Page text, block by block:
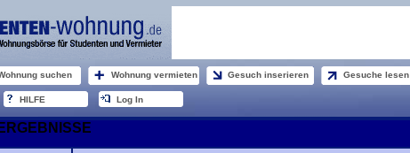
suchen Wohnung vermieten Gesuch inserieren Gesuche lesen
HILFE Log In